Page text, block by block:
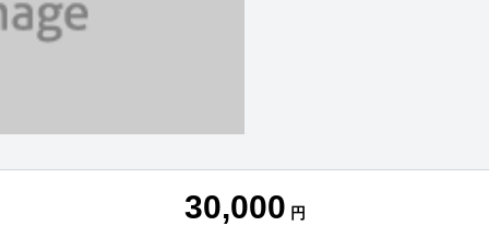
30,000 円